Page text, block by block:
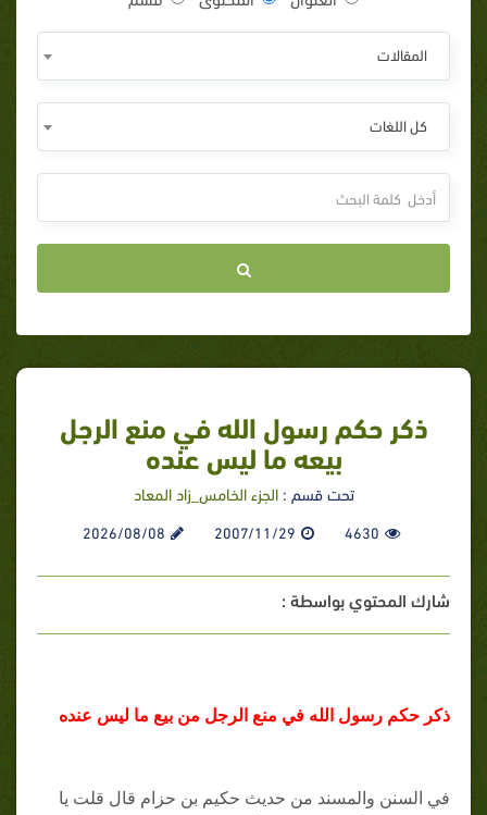
المقالات
كل اللغات
ذكر حكم رسول الله في منع الرجل
بيعه ما ليس عنده
تحت قسم :الجزء الخامس_زاد المعاد
4630
2007/11/29
2026/08/08
شارك المحتوي بواسطة :
ذكر حكم رسول الله في منع الرجل من بيع ما ليس عنده
في السنن والمسند من حديث حكيم بن حزام قال قلت يا